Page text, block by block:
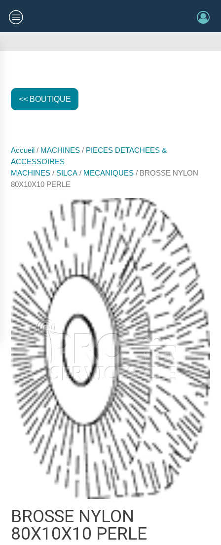
<< BOUTIQUE
Accueil / MACHINES / PIECES DETACHEES &
ACCESSOIRES
MACHINES / SILCA / MECANIQUES / BROSSE NYLON
80X10X10 PERLE
BROSSE NYLON
80X10X10 PERLE